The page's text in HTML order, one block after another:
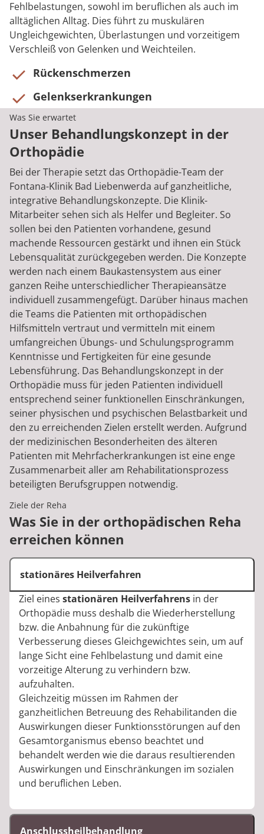
Fehlbelastungen, sowohl im beruflichen als auch im
alltäglichen Alltag. Dies führt zu muskulären
Ungleichgewichten, Überlastungen und vorzeitigem
Verschleiß von Gelenken und Weichteilen.
Rückenschmerzen
Gelenkserkrankungen
Was Sie erwartet
Unser Behandlungskonzept in der
Orthopädie
Bei der Therapie setzt das Orthopädie-Team der
Fontana-Klinik Bad Liebenwerda auf ganzheitliche,
integrative Behandlungskonzepte. Die Klinik-
Mitarbeiter sehen sich als Helfer und Begleiter. So
sollen bei den Patienten vorhandene, gesund
machende Ressourcen gestärkt und ihnen ein Stück
Lebensqualität zurückgegeben werden. Die Konzepte
werden nach einem Baukastensystem aus einer
ganzen Reihe unterschiedlicher Therapieansätze
individuell zusammengefügt. Darüber hinaus machen
die Teams die Patienten mit orthopädischen
Hilfsmitteln vertraut und vermitteln mit einem
umfangreichen Übungs- und Schulungsprogramm
Kenntnisse und Fertigkeiten für eine gesunde
Lebensführung. Das Behandlungskonzept in der
Orthopädie muss für jeden Patienten individuell
entsprechend seiner funktionellen Einschränkungen,
seiner physischen und psychischen Belastbarkeit und
den zu erreichenden Zielen erstellt werden. Aufgrund
der medizinischen Besonderheiten des älteren
Patienten mit Mehrfacherkrankungen ist eine enge
Zusammenarbeit aller am Rehabilitationsprozess
beteiligten Berufsgruppen notwendig.
Ziele der Reha
Was Sie in der orthopädischen Reha
erreichen können
stationäres Heilverfahren
Ziel eines stationären Heilverfahrens in der
Orthopädie muss deshalb die Wiederherstellung
bzw. die Anbahnung für die zukünftige
Verbesserung dieses Gleichgewichtes sein, um auf
lange Sicht eine Fehlbelastung und damit eine
vorzeitige Alterung zu verhindern bzw.
aufzuhalten.
Gleichzeitig müssen im Rahmen der
ganzheitlichen Betreuung des Rehabilitanden die
Auswirkungen dieser Funktionsstörungen auf den
Gesamtorganismus ebenso beachtet und
behandelt werden wie die daraus resultierenden
Auswirkungen und Einschränkungen im sozialen
und beruflichen Leben.
Anschlussheilbehandlung